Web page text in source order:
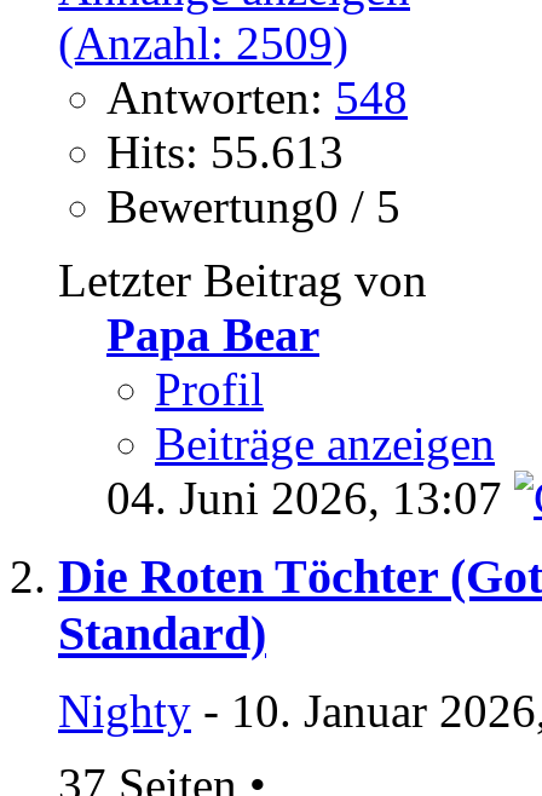
Antworten: 548
Hits: 55.613
Bewertung0 / 5
Letzter Beitrag von
Papa Bear
Profil
Beiträge anzeigen
04. Juni 2026, 13:07
Die Roten Töchter
Standard)
Nighty - 10. Januar
37 Seiten •